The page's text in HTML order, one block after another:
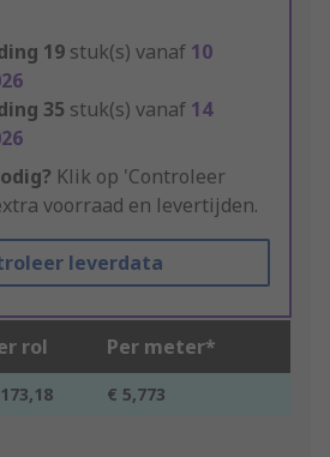
19 stuk(s) vanaf 10
35 stuk(s) vanaf 14
Klik op 'Controleer
voorraad en levertijden.
leverdata
rol Per meter*
€ 5,773